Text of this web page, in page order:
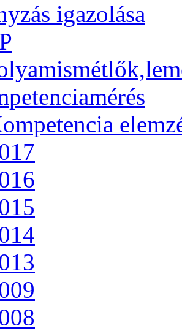
igazolása